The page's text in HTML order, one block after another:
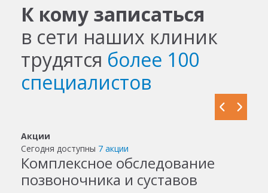
К кому записаться
в сети наших клиник
трудятся более 100
специалистов
Акции
Сегодня доступны 7 акции
Комплексное обследование
позвоночника и суставов